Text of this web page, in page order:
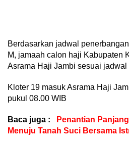
Berdasarkan jadwal
M, jamaah calon haji Kabupaten
Asrama Haji Jambi sesuai jadwal
Kloter 19 masuk Asrama Haji
pukul 08.00 WIB
Baca juga :
Penantian
Menuju Tanah Suci Bersama